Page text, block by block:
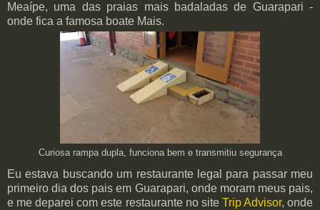
Meaípe, uma das praias mais badaladas de Guarapari -
onde fica a famosa boate Mais.
Curiosa rampa dupla, funciona bem e transmitiu segurança
Eu estava buscando um restaurante legal para passar meu
primeiro dia dos pais em Guarapari, onde moram meus pais,
e me deparei com este restaurante no site Trip Advisor, onde